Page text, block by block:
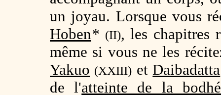
un joyau. Lorsque vous
Hoben* (II), les chapitres
même si vous ne les
Yakuo (XXIII) et Daibadatta
de l'atteinte de la